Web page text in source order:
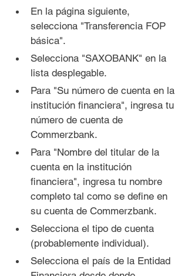
En la página siguiente,
selecciona "Transferencia FOP
básica".
Selecciona "SAXOBANK" en la
lista desplegable.
Para "Su número de cuenta en la
institución financiera", ingresa tu
número de cuenta de
Commerzbank.
Para "Nombre del titular de la
cuenta en la institución
financiera", ingresa tu nombre
completo tal como se define en
su cuenta de Commerzbank.
Selecciona el tipo de cuenta
(probablemente individual).
Selecciona el país de la Entidad